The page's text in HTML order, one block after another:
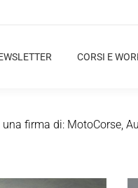
CORSI E
firma di: MotoCorse,